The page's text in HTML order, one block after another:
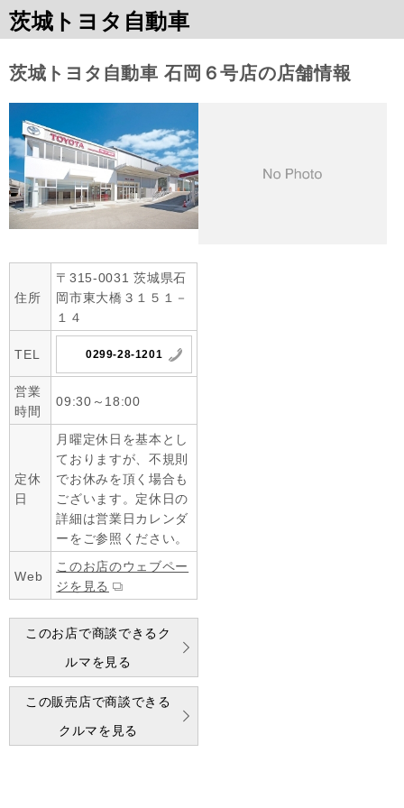
茨城トヨタ自動車
茨城トヨタ自動車 石岡６号店の店舗情報
住所
〒315-0031 茨城県石
岡市東大橋３１５１－
１４
TEL 0299-28-1201
営業
時間
09:30～18:00
定休
日
月曜定休日を基本とし
ておりますが、不規則
でお休みを頂く場合も
ございます。定休日の
詳細は営業日カレンダ
ーをご参照ください。
Web
このお店のウェブペー
ジを見る
このお店で商談できるク
ルマを見る
この販売店で商談できる
クルマを見る